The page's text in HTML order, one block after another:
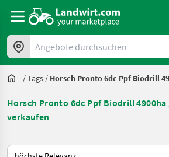
Angebote durchsuchen
/Tags / Horsch Pronto 6dc Ppf Biodrill
Horsch Pronto 6dc Ppf Biodrill
verkaufen
So wird auf Landwirt.com sortiert